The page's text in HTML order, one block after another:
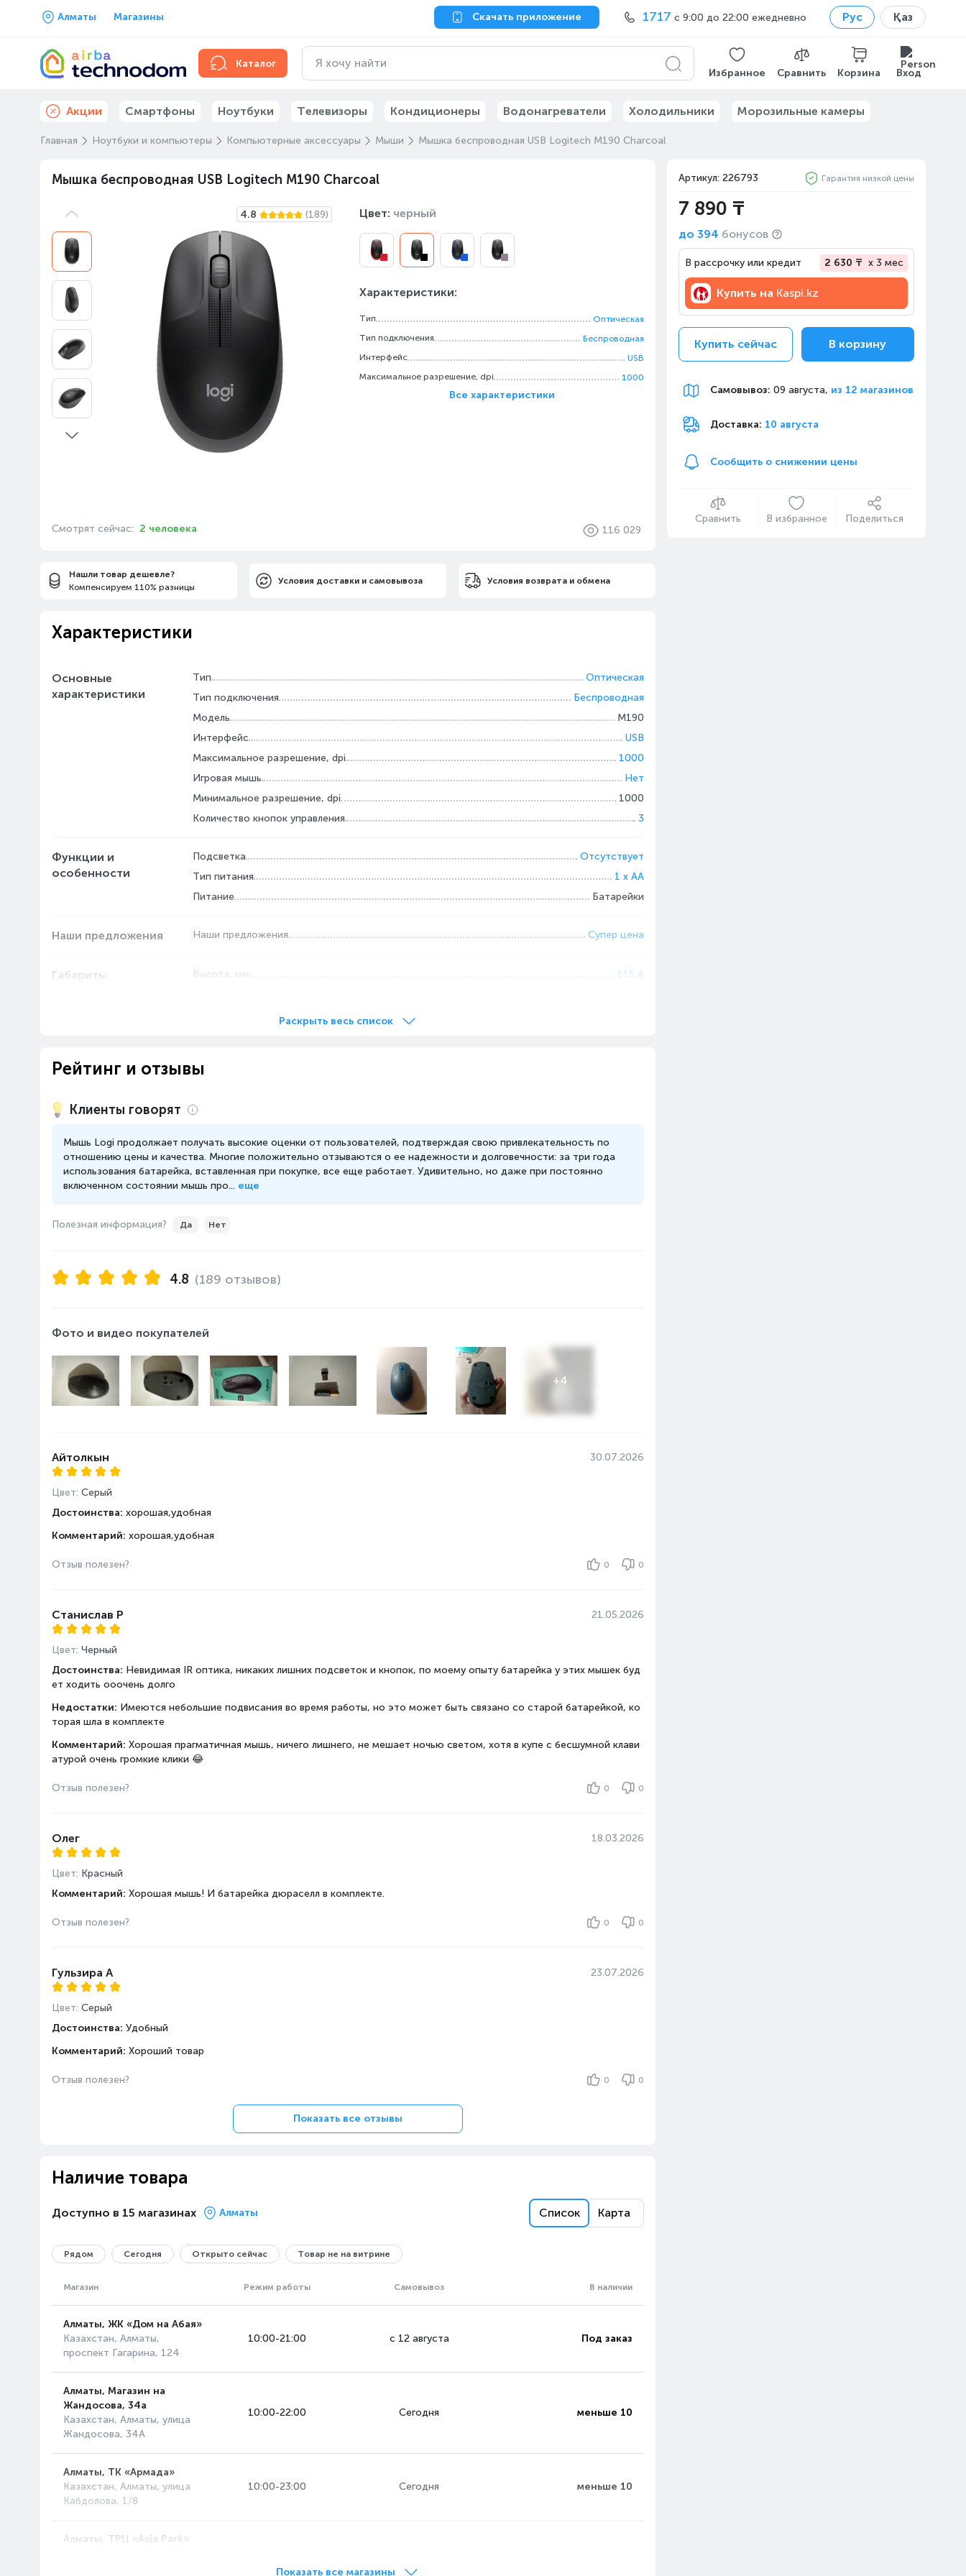
Алматы Магазины Скачать приложение 1717 с 9:00 до 22:00 ежедневно Рус Қаз
Каталог
Избранное Сравнить Корзина Вход
Акции Смартфоны Ноутбуки Телевизоры Кондиционеры Водонагреватели Холодильники Морозильные камеры
Главная Ноутбуки и компьютеры Компьютерные аксессуары Мыши Мышка беспроводная USB Logitech M190 Charcoal
Мышка беспроводная USB Logitech M190 Charcoal
4.8 (189) Цвет: черный
Характеристики:
Тип
Оптическая
Тип подключения
Беспроводная
Интерфейс
USB
Максимальное разрешение, dpi
1000
Все характеристики
Смотрят сейчас: 2 человека 116 029
Артикул: 226793 Гарантия низкой цены
7 890 ₸
до 394 бонусов
В рассрочку или кредит 2 630 ₸ x 3 мес
Купить на Kaspi.kz
Купить сейчас В корзину
Самовывоз: 09 августа, из 12 магазинов
Доставка: 10 августа
Сообщить о снижении цены
Сравнить В избранное Поделиться
Нашли товар дешевле?
Компенсируем 110% разницы
Условия доставки и самовывоза Условия возврата и обмена
Характеристики
Основные
характеристики
Тип
Оптическая
Тип подключения
Беспроводная
Модель
M190
Интерфейс
USB
Максимальное разрешение, dpi
1000
Игровая мышь
Нет
Минимальное разрешение, dpi
1000
Количество кнопок управления
3
Функции и
особенности
Подсветка
Отсутствует
Тип питания
1 x AA
Питание
Батарейки
Наши предложения Наши предложения Супер цена
Габариты Высота, мм
115.4
Раскрыть весь список
Рейтинг и отзывы
Клиенты говорят
Мышь Logi продолжает получать высокие оценки от пользователей, подтверждая свою привлекательность по
отношению цены и качества. Многие положительно отзываются о ее надежности и долговечности: за три года
использования батарейка, вставленная при покупке, все еще работает. Удивительно, но даже при постоянно
включенном состоянии мышь про... еще
Полезная информация? Да Нет
4.8 (189 отзывов)
Фото и видео покупателей
+4
Айтолкын 30.07.2026
Цвет: Серый
Достоинства: хорошая,удобная
Комментарий: хорошая,удобная
Отзыв полезен? 0 0
Станислав Р 21.05.2026
Цвет: Черный
Достоинства: Невидимая IR оптика, никаких лишних подсветок и кнопок, по моему опыту батарейка у этих мышек буд
ет ходить ооочень долго
Недостатки: Имеются небольшие подвисания во время работы, но это может быть связано со старой батарейкой, ко
торая шла в комплекте
Комментарий: Хорошая прагматичная мышь, ничего лишнего, не мешает ночью светом, хотя в купе с бесшумной клави
атурой очень громкие клики 😂
Отзыв полезен? 0 0
Олег 18.03.2026
Цвет: Красный
Комментарий: Хорошая мышь! И батарейка дюраселл в комплекте.
Отзыв полезен? 0 0
Гульзира А 23.07.2026
Цвет: Серый
Достоинства: Удобный
Комментарий: Хороший товар
Отзыв полезен? 0 0
Показать все отзывы
Наличие товара
Доступно в 15 магазинах Алматы Список Карта
Рядом Сегодня Открыто сейчас Товар не на витрине
Магазин Режим работы Самовывоз В наличии
Алматы, ЖК «Дом на Абая»
Казахстан, Алматы,
проспект Гагарина, 124
10:00-21:00 с 12 августа Под заказ
Алматы, Магазин на
Жандосова, 34а
Казахстан, Алматы, улица
Жандосова, 34А
10:00-22:00 Сегодня меньше 10
Алматы, ТК «Армада»
Казахстан, Алматы, улица
Кабдолова, 1/8
10:00-23:00 Сегодня меньше 10
Алматы, ТРЦ «Asia Park»
Показать все магазины